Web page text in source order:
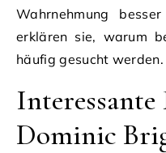
Wahrnehmung
erklären sie, warum
häufig gesucht werden.
Dominic